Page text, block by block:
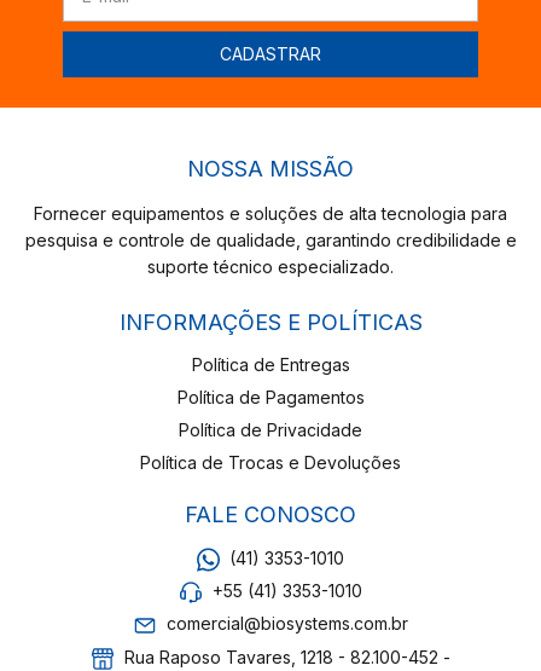
NOSSA MISSÃO
Fornecer equipamentos e soluções de alta tecnologia para
pesquisa e controle de qualidade, garantindo credibilidade e
suporte técnico especializado.
INFORMAÇÕES E POLÍTICAS
Política de Entregas
Política de Pagamentos
Política de Privacidade
Política de Trocas e Devoluções
FALE CONOSCO
(41) 3353-1010
+55 (41) 3353-1010
comercial@biosystems.com.br
Rua Raposo Tavares, 1218 - 82.100-452 -